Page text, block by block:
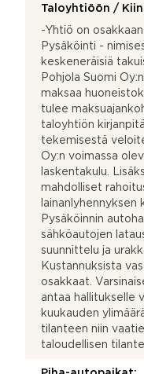
Taloyhtiöön /
-Yhtiö on
Pysäköinti -
keskeneräisiä
Pohjola Suomi
maksaa
tulee
taloyhtiön
tekemisestä
Oy:n voimassa
laskentakulu.
mahdolliset
lainanlyhennyksen
Pysäköinnin
sähköautojen
suunnittelu ja
Kustannuksista
osakkaat.
antaa hallitukselle
kuukauden
tilanteen niin
taloudellisen